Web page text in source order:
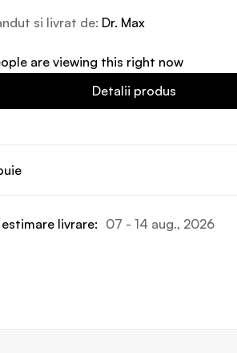
si livrat de: Dr. Max
are viewing this right now
Detalii produs
livrare: 07 - 14 aug., 2026